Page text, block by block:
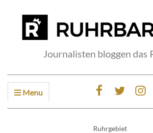
Journalisten bloggen das
Menu
Ruhrgebiet